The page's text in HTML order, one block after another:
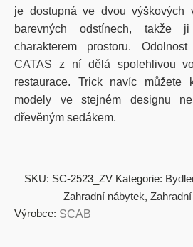
je dostupná ve dvou výškových
barevných odstínech, takže
charakterem prostoru.
CATAS z ní dělá spolehlivou
restaurace. Trick navíc můžete
modely ve stejném designu
dřevěným sedákem.
SKU: SC-2523_ZV Kategorie:
Zahradní nábytek,
Výrobce: SCAB